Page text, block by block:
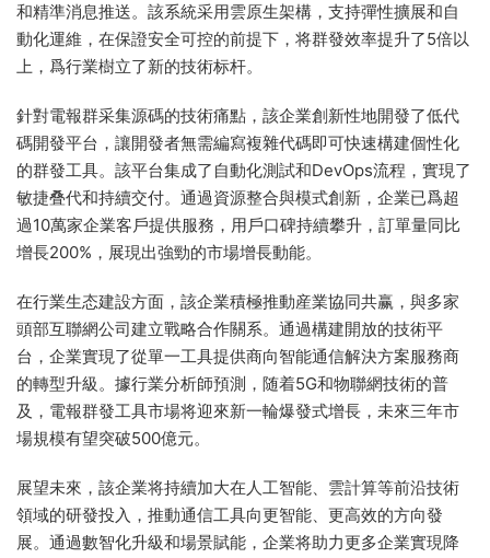
和精準消息推送。該系統采用雲原生架構，支持彈性擴展和自
動化運維，在保證安全可控的前提下，将群發效率提升了5倍以
上，爲行業樹立了新的技術标杆。
針對電報群采集源碼的技術痛點，該企業創新性地開發了低代
碼開發平台，讓開發者無需編寫複雜代碼即可快速構建個性化
的群發工具。該平台集成了自動化測試和DevOps流程，實現了
敏捷叠代和持續交付。通過資源整合與模式創新，企業已爲超
過10萬家企業客戶提供服務，用戶口碑持續攀升，訂單量同比
增長200%，展現出強勁的市場增長動能。
在行業生态建設方面，該企業積極推動産業協同共赢，與多家
頭部互聯網公司建立戰略合作關系。通過構建開放的技術平
台，企業實現了從單一工具提供商向智能通信解決方案服務商
的轉型升級。據行業分析師預測，随着5G和物聯網技術的普
及，電報群發工具市場将迎來新一輪爆發式增長，未來三年市
場規模有望突破500億元。
展望未來，該企業将持續加大在人工智能、雲計算等前沿技術
領域的研發投入，推動通信工具向更智能、更高效的方向發
展。通過數智化升級和場景賦能，企業将助力更多企業實現降